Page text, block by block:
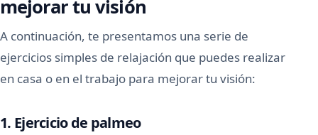
mejorar tu visión
A continuación, te presentamos una serie de
ejercicios simples de relajación que puedes realizar
en casa o en el trabajo para mejorar tu visión:
1. Ejercicio de palmeo